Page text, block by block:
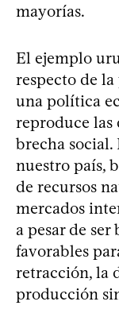
mayorías.
El ejemplo
respecto de
una política
reproduce las
brecha
nuestro país,
de recursos
mercados
a pesar de
favorables
retracción, la
producción